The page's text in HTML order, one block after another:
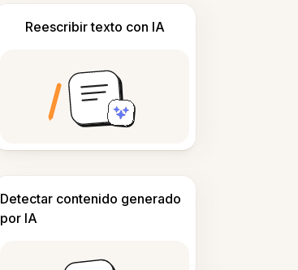
Reescribir texto con IA
Detectar contenido generado
por IA